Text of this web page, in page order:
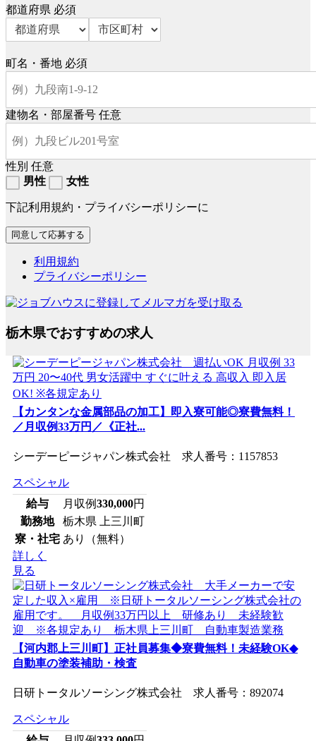
都道府県 必須
町名・番地 必須
建物名・部屋番号 任意
性別 任意
男性
女性
下記利用規約・プライバシーポリシーに
利用規約
プライバシーポリシー
栃木県でおすすめの求人
【カンタンな金属部品の加工】即入寮可能◎寮費無料！
／月収例33万円／《正社...
シーデーピージャパン株式会社 求人番号：1157853
スペシャル
給与
月収例330,000円
勤務地
栃木県 上三川町
寮・社宅 あり（無料）
詳しく
見る
【河内郡上三川町】正社員募集◆寮費無料！未経験OK◆
自動車の塗装補助・検査
日研トータルソーシング株式会社 求人番号：892074
スペシャル